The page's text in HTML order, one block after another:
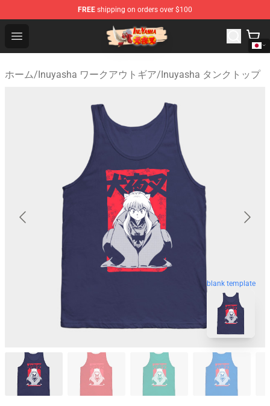
FREE shipping on orders over $100
Open menu
Inuyasha Store - Official Inuyasha Merchandise Shop
ホーム/Inuyasha ワークアウトギア/Inuyasha タンクトップ
blank template